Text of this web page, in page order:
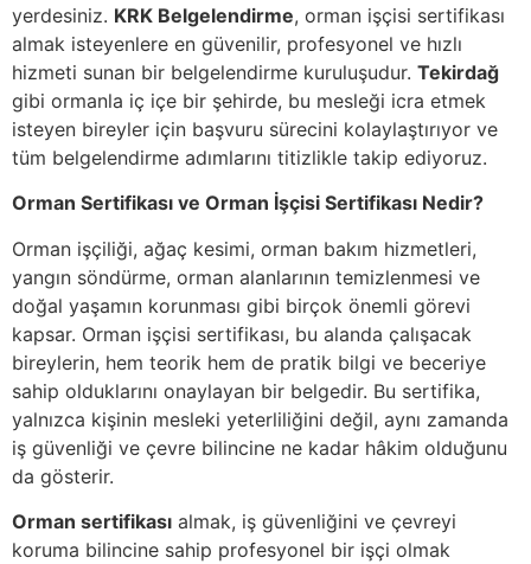
yerdesiniz. KRK Belgelendirme, orman işçisi sertifikası
almak isteyenlere en güvenilir, profesyonel ve hızlı
hizmeti sunan bir belgelendirme kuruluşudur. Tekirdağ
gibi ormanla iç içe bir şehirde, bu mesleği icra etmek
isteyen bireyler için başvuru sürecini kolaylaştırıyor ve
tüm belgelendirme adımlarını titizlikle takip ediyoruz.
Orman Sertifikası ve Orman İşçisi Sertifikası Nedir?
Orman işçiliği, ağaç kesimi, orman bakım hizmetleri,
yangın söndürme, orman alanlarının temizlenmesi ve
doğal yaşamın korunması gibi birçok önemli görevi
kapsar. Orman işçisi sertifikası, bu alanda çalışacak
bireylerin, hem teorik hem de pratik bilgi ve beceriye
sahip olduklarını onaylayan bir belgedir. Bu sertifika,
yalnızca kişinin mesleki yeterliliğini değil, aynı zamanda
iş güvenliği ve çevre bilincine ne kadar hâkim olduğunu
da gösterir.
Orman sertifikası almak, iş güvenliğini ve çevreyi
koruma bilincine sahip profesyonel bir işçi olmak